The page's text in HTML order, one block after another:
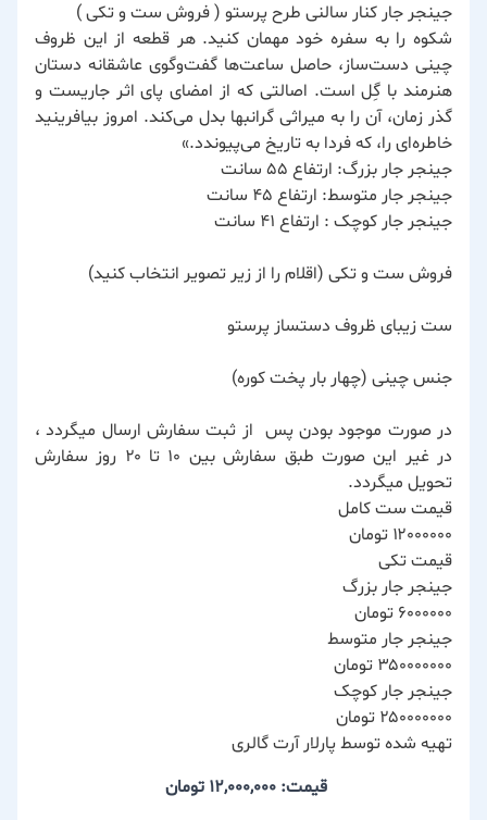
جینجر جار کنار سالنی طرح پرستو ( فروش ست و تکی )
شکوه را به سفره خود مهمان کنید. هر قطعه از این ظروف
چینی دست‌ساز، حاصل ساعت‌ها گفت‌وگوی عاشقانه دستان
هنرمند با گِل است. اصالتی که از امضای پای اثر جاریست و
گذر زمان، آن را به میراثی گرانبها بدل می‌کند. امروز بیافرینید
خاطره‌ای را، که فردا به تاریخ می‌پیوندد.»
جینجر جار بزرگ: ارتفاع ۵۵ سانت
جینجر جار متوسط: ارتفاع ۴۵ سانت
جینجر جار کوچک : ارتفاع ۴۱ سانت
فروش ست و تکی (اقلام را از زیر تصویر انتخاب کنید)
ست زیبای ظروف دستساز پرستو
جنس چینی (چهار بار پخت کوره)
در صورت موجود بودن پس از ثبت سفارش ارسال میگردد ،
در غیر این صورت طبق سفارش بین ۱۰ تا ۲۰ روز سفارش
تحویل میگردد.
قیمت ست کامل
۱۲۰۰۰۰۰۰ تومان
قیمت تکی
جینجر جار بزرگ
۶۰۰۰۰۰۰ تومان
جینجر جار متوسط
۳۵۰۰۰۰۰۰۰ تومان
جینجر جار کوچک
۲۵۰۰۰۰۰۰۰ تومان
تهیه شده توسط پارلار آرت گالری
قیمت: 12,000,000
تومان